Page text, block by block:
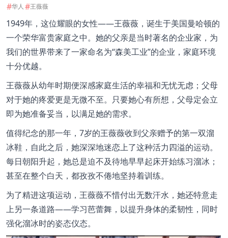
#华人 #王薇薇
1949年，这位耀眼的女性——王薇薇，诞生于美国曼哈顿的
一个荣华富贵家庭之中。她的父亲是当时著名的企业家，为
我们的世界带来了一家命名为“森美工业”的企业，家庭环境
十分优越。
王薇薇从幼年时期便深感家庭生活的幸福和无忧无虑；父母
对于她的疼爱更是无微不至。只要她心有所想，父母定会立
即为她准备妥当，以满足她的需求。
值得纪念的那一年，7岁的王薇薇收到父亲赠予的第一双溜
冰鞋，自此之后，她深深地迷恋上了这种活力四溢的运动。
每日朝阳升起，她总是迫不及待地早早起床开始练习溜冰；
甚至在整个白天，都孜孜不倦地坚持着训练。
为了精进这项运动，王薇薇不惜付出无数汗水，她还特意走
上另一条道路——学习芭蕾舞，以提升身体的柔韧性，同时
强化溜冰时的姿态仪态。